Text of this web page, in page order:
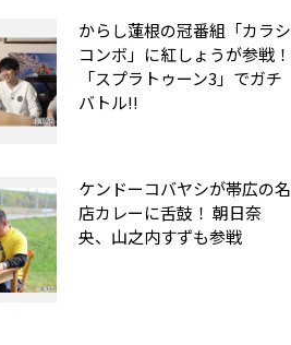
からし蓮根の冠番組「カラシ
コンボ」に紅しょうが参戦！
「スプラトゥーン3」でガチ
バトル!!
ケンドーコバヤシが帯広の名
店カレーに舌鼓！ 朝日奈
央、山之内すずも参戦